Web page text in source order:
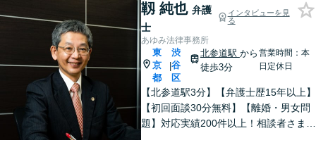
靱 純也 弁護
士
インタビューを見
る
あゆみ法律事務所
東
京
都
|
渋
谷
区
北参道駅 から
徒歩3分
営業時間：本
日定休日
【北参道駅3分】【弁護士歴15年以上】
【初回面談30分無料】【離婚・男女問
題】対応実績200件以上！相談者さまが